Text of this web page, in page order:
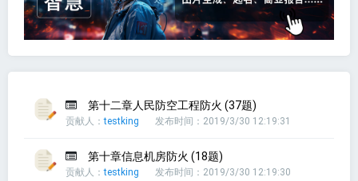
第十二章人民防空工程防火 (37题)
贡献人：testking 发布时间：2019/3/30 12:19:31
第十章信息机房防火 (18题)
贡献人：testking 发布时间：2019/3/30 12:19:30